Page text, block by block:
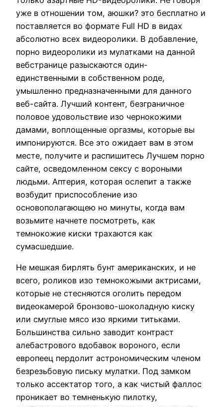
уже в отношении том, аюшки? это бесплатно и
поставляется во формате Full HD в видах
абсолютно всех видеоролики. В добавление,
порно видеоролики из мулатками на данной
вебстранице разыскаются один-
единственными в собственном роде,
умышленно предназначенными для данного
веб-сайта. Лучший контент, безграничное
половое удовольствие изо чернокожими
дамами, воплощенные оргазмы, которые вы
импонируются. Все это ожидает вам в этом
месте, получите и распишитесь Лучшем порно
сайте, осведомленном сексу с вороными
людьми. Аптерия, которая ослепит а также
возбудит приспособление изо
основополагающею но минуты, когда вам
возьмите начнете посмотреть, как
темнокожие киски трахаются как
сумасшедшие.
Не мешкая бирлять бунт американских, и не
всего, роликов изо темнокожыми актрисами,
которые не стесняются оголить передом
видеокамерой бронзово-шоколадную киску
или смуглые мясо изо яркими титьками.
Большинства сильно заводит контраст
алебастрового вдобавок вороного, если
европеец пердолит астрономическим членом
безрезьбовую письку мулатки. Под замком
только ассектатор того, а как чистый фаллос
проникает во темненькую пилотку,